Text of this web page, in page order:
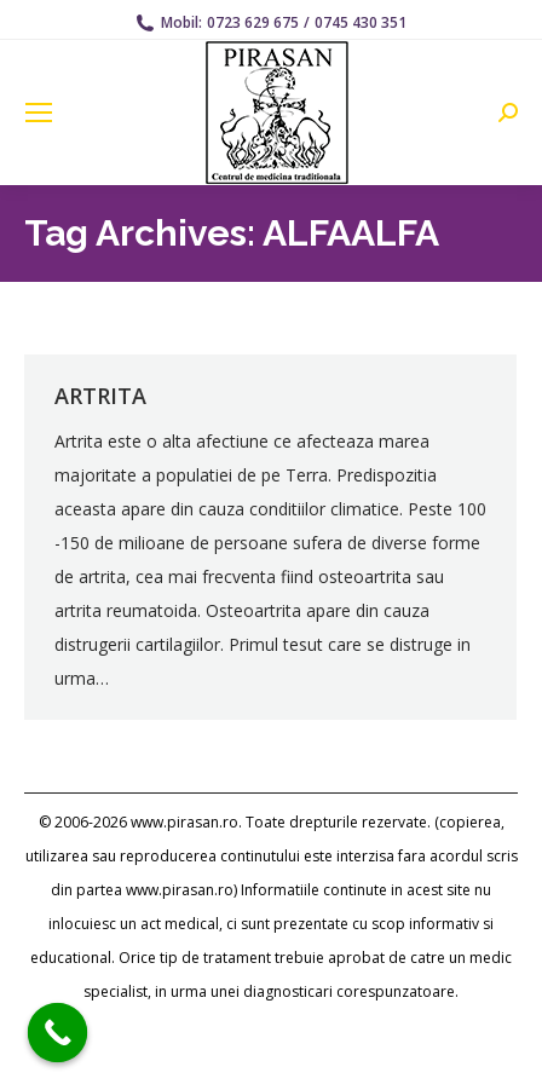
Mobil: 0723 629 675 / 0745 430 351
Tag Archives: ALFAALFA
ARTRITA
Artrita este o alta afectiune ce afecteaza marea
majoritate a populatiei de pe Terra. Predispozitia
aceasta apare din cauza conditiilor climatice. Peste 100
-150 de milioane de persoane sufera de diverse forme
de artrita, cea mai frecventa fiind osteoartrita sau
artrita reumatoida. Osteoartrita apare din cauza
distrugerii cartilagiilor. Primul tesut care se distruge in
urma…
© 2006-2026 www.pirasan.ro. Toate drepturile rezervate. (copierea,
utilizarea sau reproducerea continutului este interzisa fara acordul scris
din partea www.pirasan.ro) Informatiile continute in acest site nu
inlocuiesc un act medical, ci sunt prezentate cu scop informativ si
educational. Orice tip de tratament trebuie aprobat de catre un medic
specialist, in urma unei diagnosticari corespunzatoare.